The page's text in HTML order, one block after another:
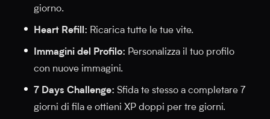
giorno.
Heart Refill: Ricarica tutte le tue vite.
Immagini del Profilo: Personalizza il tuo profilo
con nuove immagini.
7 Days Challenge: Sfida te stesso a completare 7
giorni di fila e ottieni XP doppi per tre giorni.